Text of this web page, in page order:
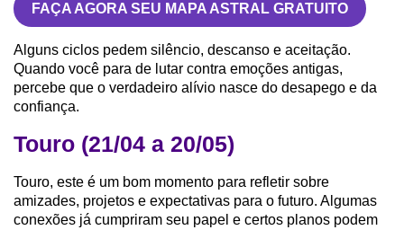
FAÇA AGORA SEU MAPA ASTRAL GRATUITO
Alguns ciclos pedem silêncio, descanso e aceitação.
Quando você para de lutar contra emoções antigas,
percebe que o verdadeiro alívio nasce do desapego e da
confiança.
Touro (21/04 a 20/05)
Touro, este é um bom momento para refletir sobre
amizades, projetos e expectativas para o futuro. Algumas
conexões já cumpriram seu papel e certos planos podem